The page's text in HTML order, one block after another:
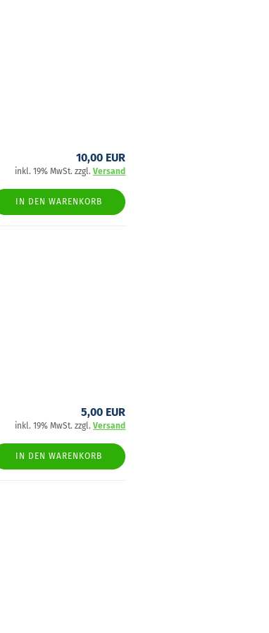
10,00 EUR
inkl. 19% MwSt. zzgl.Versand
IN DEN WARENKORB
5,00 EUR
inkl. 19% MwSt. zzgl.Versand
IN DEN WARENKORB